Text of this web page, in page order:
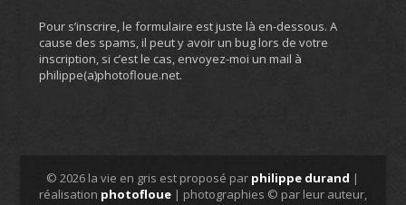
Pour s’inscrire, le formulaire est juste là en-dessous. A
cause des spams, il peut y avoir un bug lors de votre
inscription, si c’est le cas, envoyez-moi un mail à
philippe(a)photofloue.net.
© 2026 la vie en gris est proposé par philippe durand |
réalisation photofloue| photographies © par leur auteur,